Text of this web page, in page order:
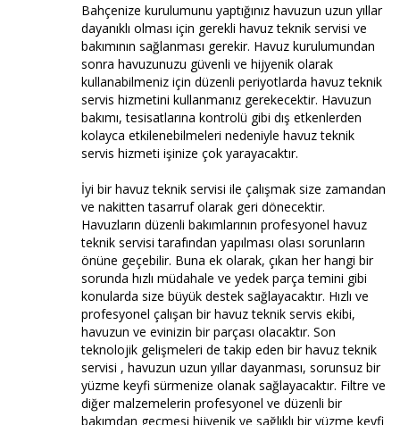
Bahçenize kurulumunu yaptığınız havuzun uzun yıllar
dayanıklı olması için gerekli havuz teknik servisi ve
bakımının sağlanması gerekir. Havuz kurulumundan
sonra havuzunuzu güvenli ve hijyenik olarak
kullanabilmeniz için düzenli periyotlarda havuz teknik
servis hizmetini kullanmanız gerekecektir. Havuzun
bakımı, tesisatlarına kontrolü gibi dış etkenlerden
kolayca etkilenebilmeleri nedeniyle havuz teknik
servis hizmeti işinize çok yarayacaktır.
İyi bir havuz teknik servisi ile çalışmak size zamandan
ve nakitten tasarruf olarak geri dönecektir.
Havuzların düzenli bakımlarının profesyonel havuz
teknik servisi tarafından yapılması olası sorunların
önüne geçebilir. Buna ek olarak, çıkan her hangi bir
sorunda hızlı müdahale ve yedek parça temini gibi
konularda size büyük destek sağlayacaktır. Hızlı ve
profesyonel çalışan bir havuz teknik servis ekibi,
havuzun ve evinizin bir parçası olacaktır. Son
teknolojik gelişmeleri de takip eden bir havuz teknik
servisi , havuzun uzun yıllar dayanması, sorunsuz bir
yüzme keyfi sürmenize olanak sağlayacaktır. Filtre ve
diğer malzemelerin profesyonel ve düzenli bir
bakımdan geçmesi hijyenik ve sağlıklı bir yüzme keyfi